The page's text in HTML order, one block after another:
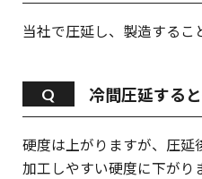
当社で圧延し、製造するこ
冷間圧延する
硬度は上がりますが、圧延
加工しやすい硬度に下がり